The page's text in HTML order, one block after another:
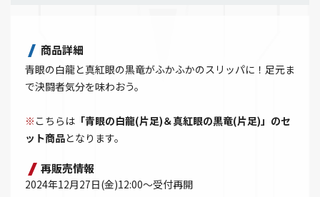
商品詳細
青眼の白龍と真紅眼の黒竜がふかふかのスリッパに！足元ま
で決闘者気分を味わおう。
※ こちらは 「青眼の白龍(片足)＆真紅眼の黒竜(片足)」のセ
ット商品となります。
再販売情報
2024年12月27日(金)12:00～受付再開